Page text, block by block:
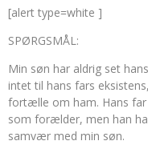
[alert type=white ]
SPØRGSMÅL:
Min søn har aldrig set
intet til hans fars
fortælle om ham. Hans
som forælder, men han
samvær med min søn.